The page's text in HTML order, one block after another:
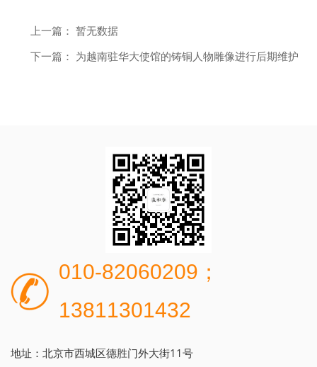
上一篇： 暂无数据
下一篇： 为越南驻华大使馆的铸铜人物雕像进行后期维护
010-82060209；
13811301432
地址：北京市西城区德胜门外大街11号